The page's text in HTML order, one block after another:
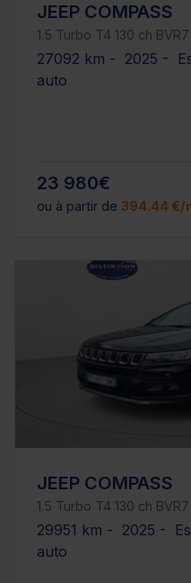
JEEP COMPASS
1.5 Turbo T4 130 ch
27092 km - 2025 -
auto
23 980€
ou à partir de 394.44 €/
JEEP COMPASS
1.5 Turbo T4 130 ch
29951 km - 2025 -
auto